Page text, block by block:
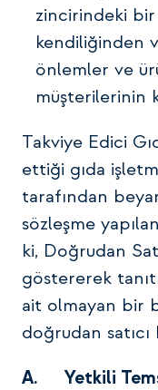
zincirindeki
kendiliğinden
önlemler ve
müşterilerinin
Takviye Edici
ettiği gıda
tarafından
sözleşme
ki, Doğrudan
göstererek
ait olmayan bir
doğrudan
A.Yetkili